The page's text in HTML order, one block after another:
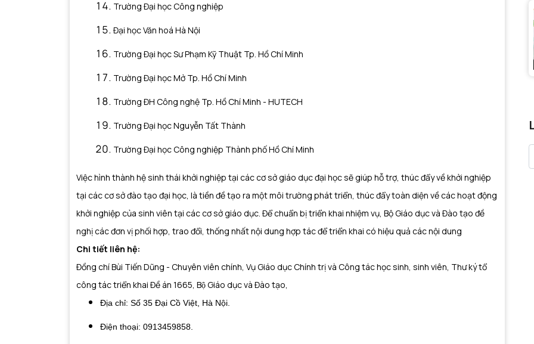
Trường Đại học Công nghiệp
Đại học Văn hoá Hà Nội
Trường Đại học Sư Phạm Kỹ Thuật Tp. Hồ Chí Minh
Trường Đại học Mở Tp. Hồ Chí Minh
Trường ĐH Công nghệ Tp. Hồ Chí Minh - HUTECH
Trường Đại học Nguyễn Tất Thành
Trường Đại học Công nghiệp Thành phố Hồ Chí Minh
Việc hình thành hệ sinh thái khởi nghiệp tại các cơ sở giáo dục đại học sẽ giúp hỗ trợ, thúc đẩy về khởi nghiệp
tại các cơ sở đào tạo đại học, là tiền đề tạo ra một môi trường phát triển, thúc đẩy toàn diện về các hoạt động
khởi nghiệp của sinh viên tại các cơ sở giáo dục. Để chuẩn bị triển khai nhiệm vụ, Bộ Giáo dục và Đào tạo đề
nghị các đơn vị phối hợp, trao đổi, thống nhất nội dung hợp tác để triển khai có hiệu quả các nội dung
Chi tiết liên hệ:
Đồng chí Bùi Tiến Dũng - Chuyên viên chính, Vụ Giáo dục Chính trị và Công tác học sinh, sinh viên, Thư ký tổ
công tác triển khai Đề án 1665, Bộ Giáo dục và Đào tạo,
Địa chỉ: Số 35 Đại Cồ Việt, Hà Nội.
Điện thoại: 0913459858.